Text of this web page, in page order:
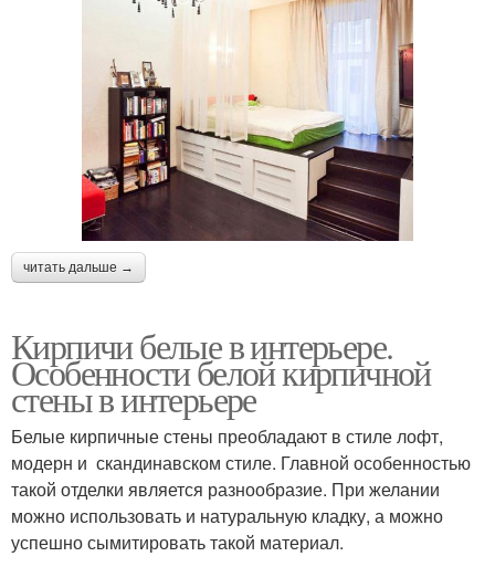
читать дальше →
Кирпичи белые в интерьере.
Особенности белой кирпичной
стены в интерьере
Белые кирпичные стены преобладают в стиле лофт,
модерн и скандинавском стиле. Главной особенностью
такой отделки является разнообразие. При желании
можно использовать и натуральную кладку, а можно
успешно сымитировать такой материал.